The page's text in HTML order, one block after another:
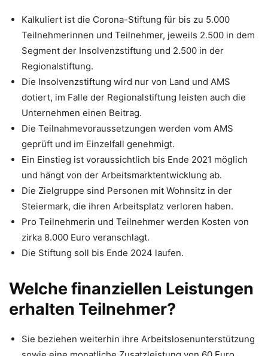
Kalkuliert ist die Corona-Stiftung für bis zu 5.000
Teilnehmerinnen und Teilnehmer, jeweils 2.500 in dem
Segment der Insolvenzstiftung und 2.500 in der
Regionalstiftung.
Die Insolvenzstiftung wird nur von Land und AMS
dotiert, im Falle der Regionalstiftung leisten auch die
Unternehmen einen Beitrag.
Die Teilnahmevoraussetzungen werden vom AMS
geprüft und im Einzelfall genehmigt.
Ein Einstieg ist voraussichtlich bis Ende 2021 möglich
und hängt von der Arbeitsmarktentwicklung ab.
Die Zielgruppe sind Personen mit Wohnsitz in der
Steiermark, die ihren Arbeitsplatz verloren haben.
Pro Teilnehmerin und Teilnehmer werden Kosten von
zirka 8.000 Euro veranschlagt.
Die Stiftung soll bis Ende 2024 laufen.
Welche finanziellen Leistungen
erhalten Teilnehmer?
Sie beziehen weiterhin ihre Arbeitslosenunterstützung